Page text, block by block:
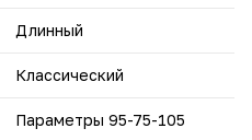
Длинный
Классический
Параметры 95-75-105